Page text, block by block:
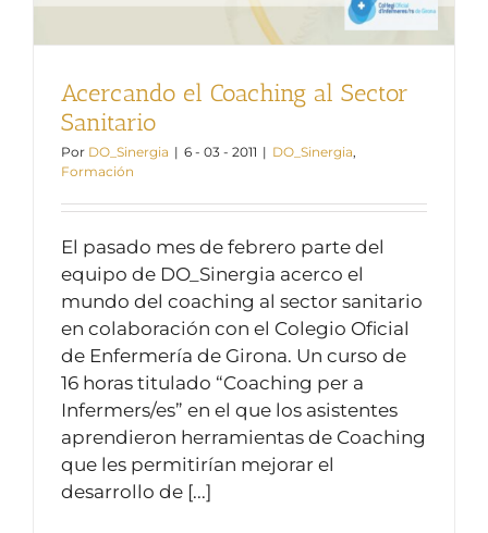
Acercando el Coaching al Sector
Sanitario
Por DO_Sinergia | 6 - 03 - 2011 | DO_Sinergia,
Formación
El pasado mes de febrero parte del
equipo de DO_Sinergia acerco el
mundo del coaching al sector sanitario
en colaboración con el Colegio Oficial
de Enfermería de Girona. Un curso de
16 horas titulado “Coaching per a
Infermers/es” en el que los asistentes
aprendieron herramientas de Coaching
que les permitirían mejorar el
desarrollo de [...]